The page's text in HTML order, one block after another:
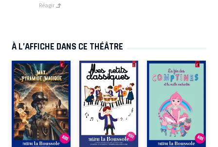
Réagir
À L’AFFICHE DANS CE THÉÂTRE